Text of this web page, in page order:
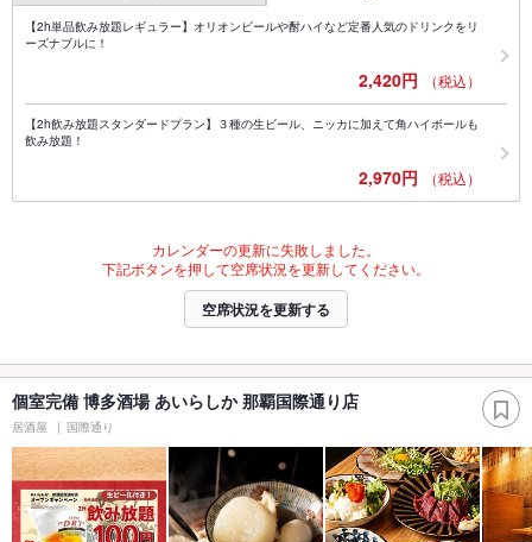
【2h単品飲み放題レギュラー】オリオンビールや酎ハイなど定番人気のドリンクをリ
ーズナブルに！
2,420円 （税込）
【2h飲み放題スタンダードプラン】３種の生ビール、ニッカに加えて角ハイボールも
飲み放題！
2,970円 （税込）
カレンダーの更新に失敗しました。
下記ボタンを押して空席状況を更新してください。
空席状況を更新する
個室完備 博多酒場 あいらしか 那覇国際通り店
居酒屋 国際通り